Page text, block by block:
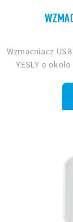
Wzmacniacz
YESLY o